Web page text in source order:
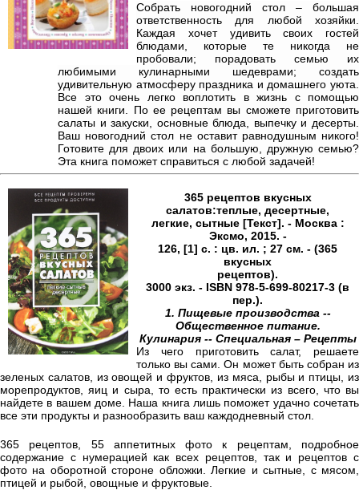
Собрать новогодний стол – большая
ответственность для любой хозяйки.
Каждая хочет удивить своих гостей
блюдами, которые те никогда не
пробовали; порадовать семью их
любимыми кулинарными шедеврами; создать
удивительную атмосферу праздника и домашнего уюта.
Все это очень легко воплотить в жизнь с помощью
нашей книги. По ее рецептам вы сможете приготовить
салаты и закуски, основные блюда, выпечку и десерты.
Ваш новогодний стол не оставит равнодушным никого!
Готовите для двоих или на большую, дружную семью?
Эта книга поможет справиться с любой задачей!
365 рецептов вкусных
салатов:теплые, десертные,
легкие, сытные [Текст]. - Москва :
Эксмо, 2015. -
126, [1] с. : цв. ил. ; 27 см. - (365
вкусных
рецептов).
3000 экз. - ISBN 978-5-699-80217-3 (в
пер.).
1. Пищевые производства --
Общественное питание.
Кулинария -- Специальная – Рецепты
Из чего приготовить салат, решаете
только вы сами. Он может быть собран из
зеленых салатов, из овощей и фруктов, из мяса, рыбы и птицы, из
морепродуктов, яиц и сыра, то есть практически из всего, что вы
найдете в вашем доме. Наша книга лишь поможет удачно сочетать
все эти продукты и разнообразить ваш каждодневный стол.
365 рецептов, 55 аппетитных фото к рецептам, подробное
содержание с нумерацией как всех рецептов, так и рецептов с
фото на оборотной стороне обложки. Легкие и сытные, с мясом,
птицей и рыбой, овощные и фруктовые.